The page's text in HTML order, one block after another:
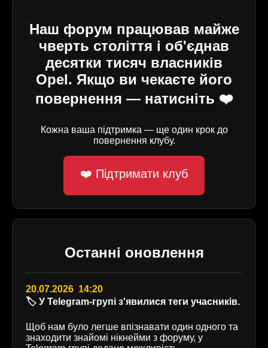
Наш форум працював майже
чверть століття і об'єднав
десятки тисяч власників
Opel. Якщо ви чекаєте його
повернення — натисніть ❤️
Кожна ваша підтримка — ще один крок до
повернення клубу.
❤️ Підтримати клуб
Останні оновлення
20.07.2026 14:20
🏷️ У Telegram-групі з'явилися теги учасників.
Щоб нам було легше впізнавати один одного та
знаходити знайомі нікнейми з форуму, у